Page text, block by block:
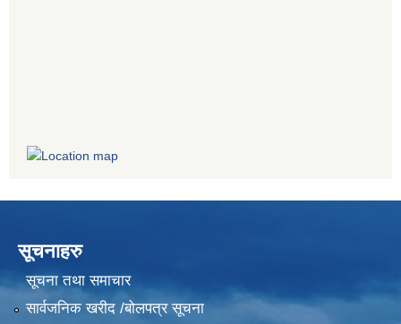
सूचनाहरु
सूचना तथा समाचार
सार्वजनिक खरीद /बोलपत्र सूचना